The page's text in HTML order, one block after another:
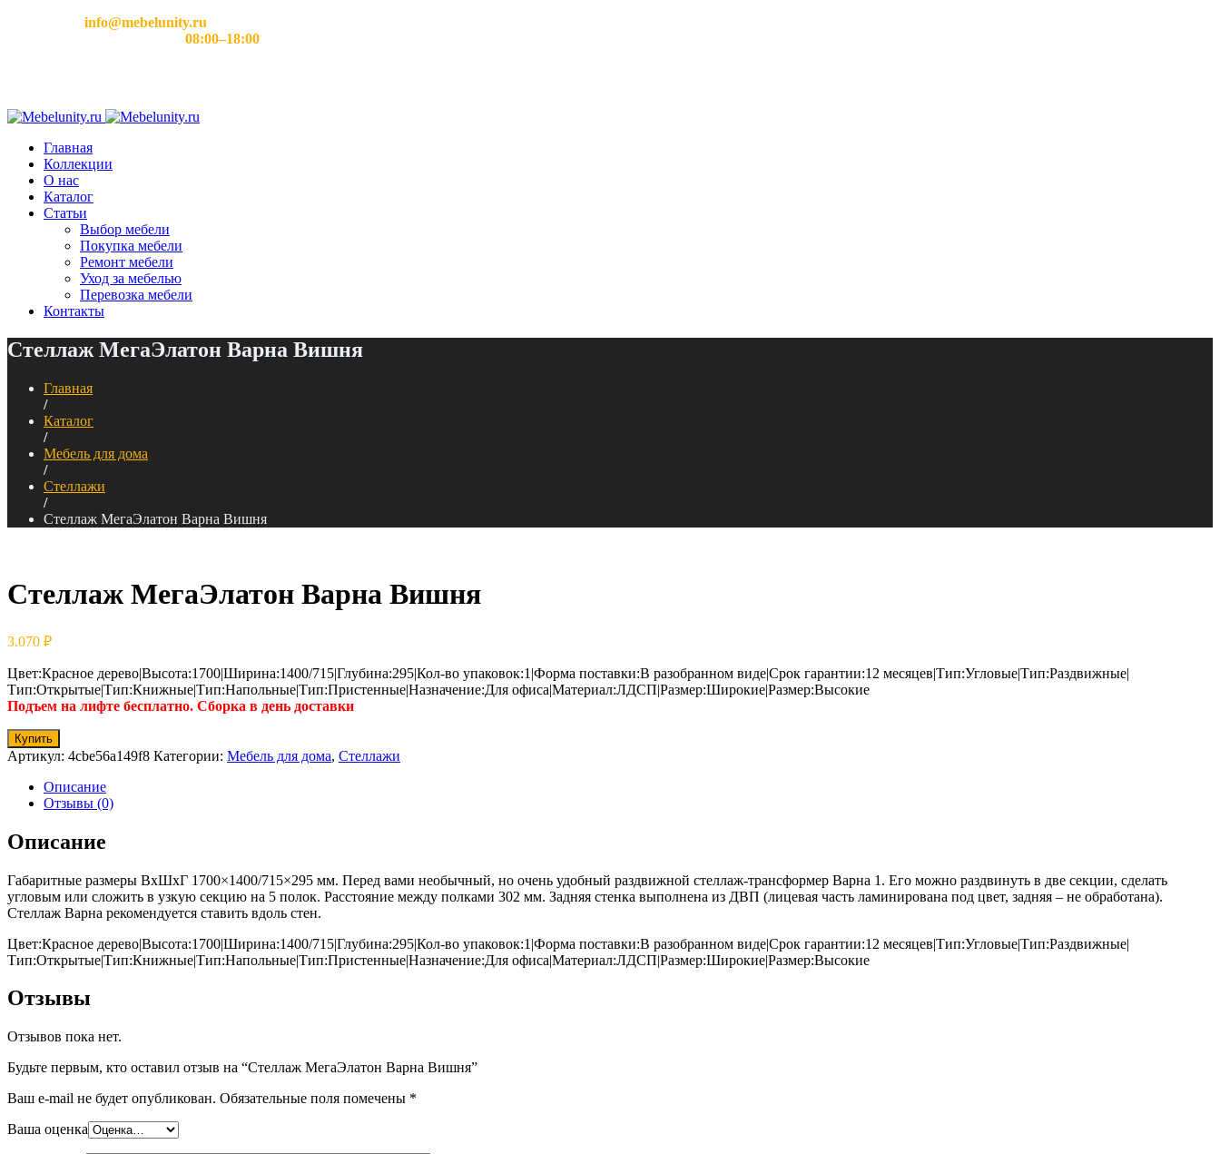
info@mebelunity.ru
08:00–18:00
Главная
Коллекции
О нас
Каталог
Статьи
Выбор мебели
Покупка мебели
Ремонт мебели
Уход за мебелью
Перевозка мебели
Контакты
Стеллаж МегаЭлатон Варна Вишня
Главная
/
Каталог
/
Мебель для дома
/
Стеллажи
/
Стеллаж МегаЭлатон Варна Вишня
Стеллаж МегаЭлатон Варна Вишня
3.070 ₽
Цвет:Красное дерево|Высота:1700|Ширина:1400/715|Глубина:295|Кол-во упаковок:1|Форма поставки:В разобранном виде|Срок гарантии:12 месяцев|Тип:Угловые|Тип:Раздвижные|
Тип:Открытые|Тип:Книжные|Тип:Напольные|Тип:Пристенные|Назначение:Для офиса|Материал:ЛДСП|Размер:Широкие|Размер:Высокие
Подъем на лифте бесплатно. Сборка в день доставки
Купить
Артикул: 4cbe56a149f8 Категории: Мебель для дома, Стеллажи
Описание
Отзывы (0)
Описание
Габаритные размеры ВхШхГ 1700×1400/715×295 мм. Перед вами необычный, но очень удобный раздвижной стеллаж-трансформер Варна 1. Его можно раздвинуть в две секции, сделать
угловым или сложить в узкую секцию на 5 полок. Расстояние между полками 302 мм. Задняя стенка выполнена из ДВП (лицевая часть ламинирована под цвет, задняя – не обработана).
Стеллаж Варна рекомендуется ставить вдоль стен.
Цвет:Красное дерево|Высота:1700|Ширина:1400/715|Глубина:295|Кол-во упаковок:1|Форма поставки:В разобранном виде|Срок гарантии:12 месяцев|Тип:Угловые|Тип:Раздвижные|
Тип:Открытые|Тип:Книжные|Тип:Напольные|Тип:Пристенные|Назначение:Для офиса|Материал:ЛДСП|Размер:Широкие|Размер:Высокие
Отзывы
Отзывов пока нет.
Будьте первым, кто оставил отзыв на “Стеллаж МегаЭлатон Варна Вишня”
Ваш e-mail не будет опубликован. Обязательные поля помечены *
Ваша оценка